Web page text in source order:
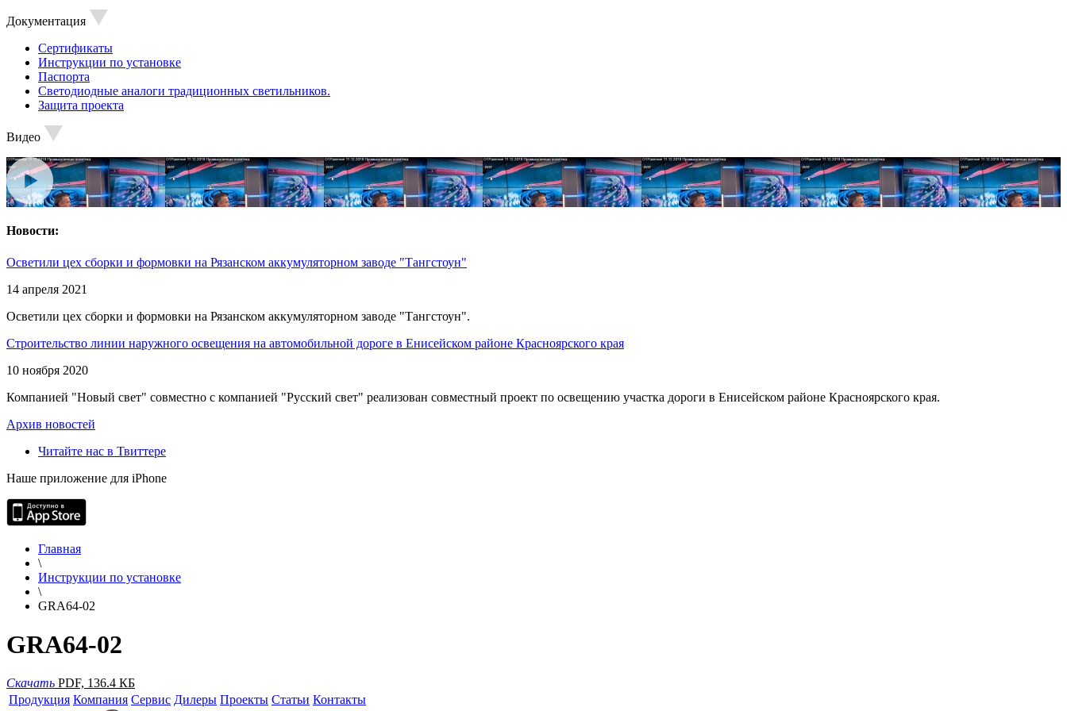
Документация
Сертификаты
Инструкции по установке
Паспорта
Светодиодные аналоги традиционных светильников.
Защита проекта
Видео
Новости:
Осветили цех сборки и формовки на Рязанском аккумуляторном заводе "Тангстоун"
14 апреля 2021
Осветили цех сборки и формовки на Рязанском аккумуляторном заводе "Тангстоун".
Строительство линии наружного освещения на автомобильной дороге в Енисейском районе Красноярского края
10 ноября 2020
Компанией "Новый свет" совместно с компанией "Русский свет" реализован совместный проект по освещению участка дороги в Енисейском районе Красноярского края.
Архив новостей
Читайте нас в Твиттере
Наше приложение для iPhone
Главная
\
Инструкции по установке
\
GRA64-02
GRA64-02
Скачать PDF, 136.4 КБ
Продукция Компания Сервис Дилеры Проекты Статьи Контакты